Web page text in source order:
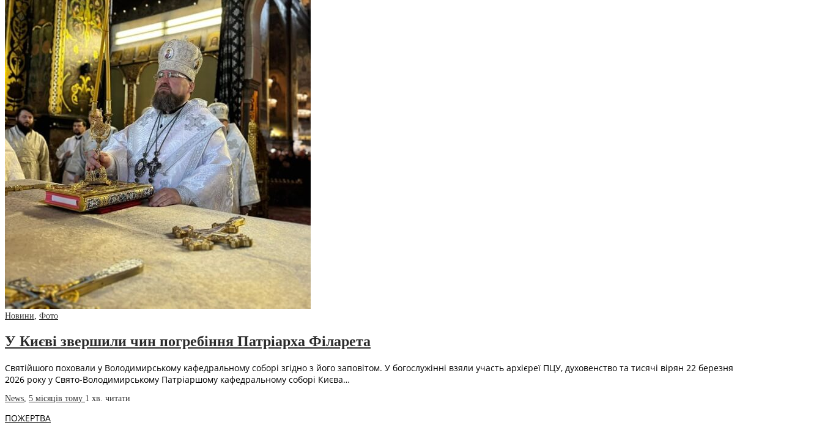
Новини, Фото
У Києві звершили чин погребіння Патріарха Філарета
Святійшого поховали у Володимирському кафедральному соборі згідно з його заповітом. У богослужінні взяли участь архієреї ПЦУ, духовенство та тисячі вірян 22 березня
2026 року у Свято-Володимирському Патріаршому кафедральному соборі Києва…
News, 5 місяців тому 1 хв. читати
ПОЖЕРТВА